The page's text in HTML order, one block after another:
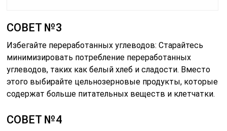
СОВЕТ №3
Избегайте переработанных углеводов: Старайтесь
минимизировать потребление переработанных
углеводов, таких как белый хлеб и сладости. Вместо
этого выбирайте цельнозерновые продукты, которые
содержат больше питательных веществ и клетчатки.
СОВЕТ №4